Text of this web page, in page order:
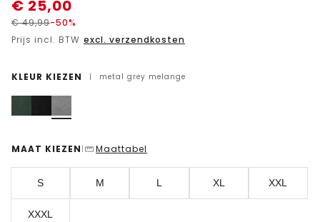
€ 25,00
€49,99-50%
Prijs incl. BTW excl. verzendkosten
KLEUR KIEZEN | metal grey melange
MAAT KIEZEN | Maattabel
S M L XL XXL
XXXL